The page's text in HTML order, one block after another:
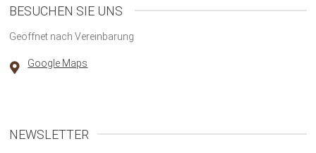
BESUCHEN SIE UNS
Geöffnet nach Vereinbarung
Google Maps
NEWSLETTER